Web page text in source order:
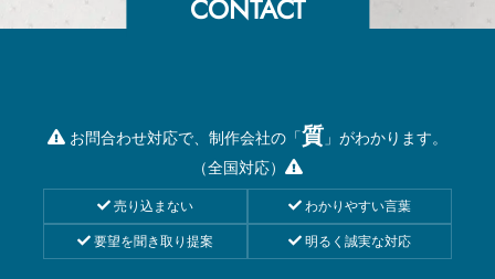
お問合わせ対応で、制作会社の「質 」がわかります。
（全国対応）
売り込まない わかりやすい言葉
要望を聞き取り提案 明るく誠実な対応